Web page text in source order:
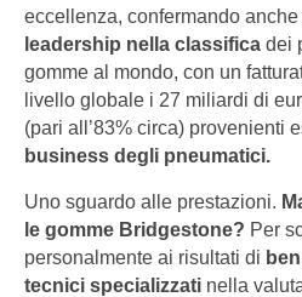
eccellenza, confermando
leadership nella classifica dei
gomme al mondo, con un
livello globale i 27 miliardi di
(pari all’83% circa) provenienti
business degli pneumatici.
Uno sguardo alle prestazioni.
le gomme Bridgestone? Per
personalmente ai risultati di
tecnici specializzati nella